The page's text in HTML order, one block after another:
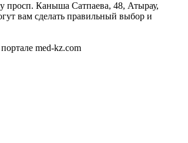
просп. Каныша Сатпаева, 48, Атырау,
вам сделать правильный выбор и
med-kz.com